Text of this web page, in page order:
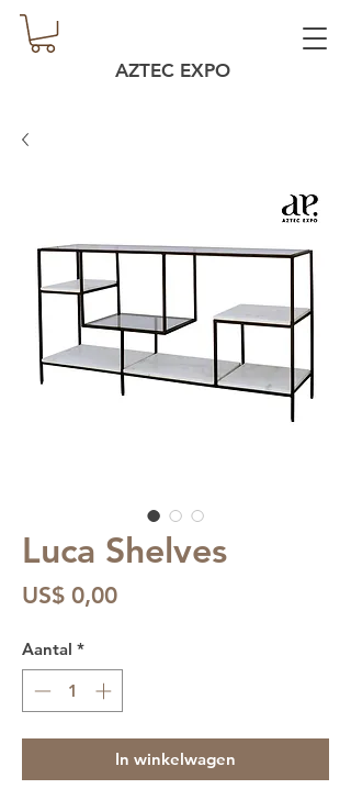
AZTEC EXPO
Luca Shelves
US$ 0,00Prijs
Aantal *
In winkelwagen